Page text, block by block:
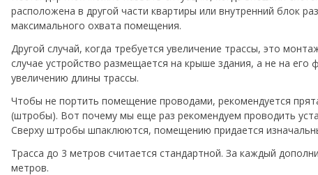
расположена в другой части квартиры или внутренний блок
максимального охвата помещения.
Другой случай, когда требуется увеличение трассы, это
случае устройство размещается на крыше здания, а не на его
увеличению длины трассы.
Чтобы не портить помещение проводами, рекомендуется
(штробы). Вот почему мы еще раз рекомендуем проводить
Сверху штробы шпаклюются, помещению придается
Трасса до 3 метров считается стандартной. За каждый
метров.